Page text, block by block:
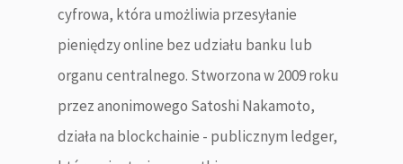
cyfrowa, która umożliwia przesyłanie
pieniędzy online bez udziału banku lub
organu centralnego. Stworzona w 2009 roku
przez anonimowego Satoshi Nakamoto,
działa na blockchainie - publicznym ledger,